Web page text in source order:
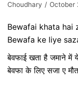
Choudhary
October
Bewafai khata hai
Bewafa ke liye
बेवफाई खता है जमाने में
बेवफा के लिए सजा ए